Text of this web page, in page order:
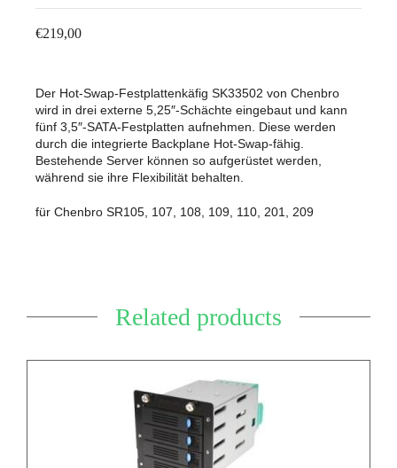
€219,00
Der Hot-Swap-Festplattenkäfig SK33502 von Chenbro
wird in drei externe 5,25″-Schächte eingebaut und kann
fünf 3,5″-SATA-Festplatten aufnehmen. Diese werden
durch die integrierte Backplane Hot-Swap-fähig.
Bestehende Server können so aufgerüstet werden,
während sie ihre Flexibilität behalten.
für Chenbro SR105, 107, 108, 109, 110, 201, 209
Related products